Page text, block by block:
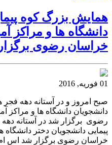
همایش بزرگ کوه
دانشگاه ها و مراکز
خراسان رضوی
01 فوریه, 2016
صبح امروز و در آستانه دهه
دانشجویان دانشگاه ها و
رضوی برگزار شد در آستانه
پیمایی دانشجویان دختر
خراسان رضوی برگزار شد اس